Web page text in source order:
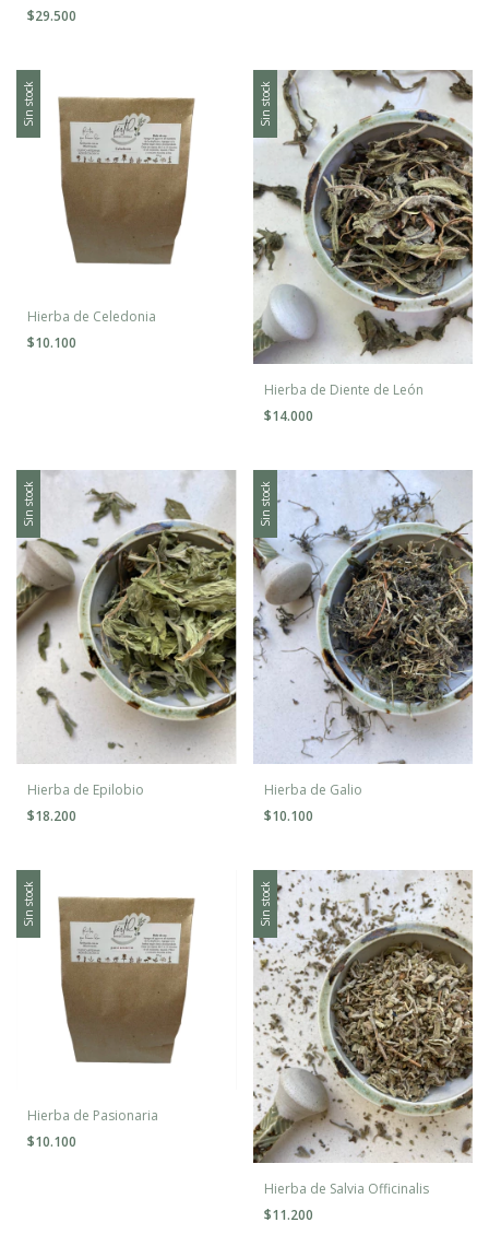
$29.500
Sin stock
Hierba de Celedonia
$10.100
Sin stock
Hierba de Diente de León
$14.000
Sin stock
Hierba de Epilobio
$18.200
Sin stock
Hierba de Galio
$10.100
Sin stock
Hierba de Pasionaria
$10.100
Sin stock
Hierba de Salvia Officinalis
$11.200